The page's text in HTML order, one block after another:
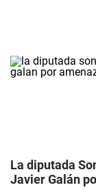
La diputada
Javier Galán